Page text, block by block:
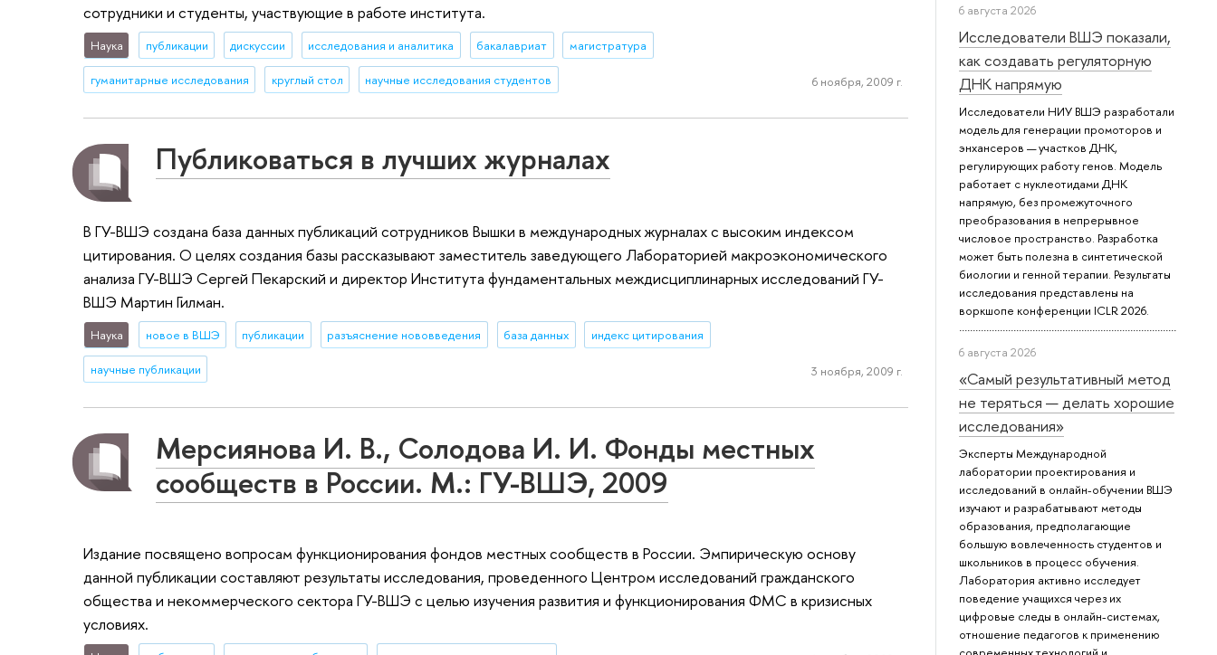
6 августа 2026
Исследователи ВШЭ показали,
как создавать регуляторную
ДНК напрямую
Исследователи НИУ ВШЭ разработали
модель для генерации промоторов и
энхансеров — участков ДНК,
регулирующих работу генов. Модель
работает с нуклеотидами ДНК
напрямую, без промежуточного
преобразования в непрерывное
числовое пространство. Разработка
может быть полезна в синтетической
биологии и генной терапии. Результаты
исследования представлены на
воркшопе конференции ICLR 2026.
6 августа 2026
«Самый результативный метод
не теряться — делать хорошие
исследования»
Эксперты Международной
лаборатории проектирования и
исследований в онлайн-обучении ВШЭ
изучают и разрабатывают методы
образования, предполагающие
большую вовлеченность студентов и
школьников в процесс обучения.
Лаборатория активно исследует
поведение учащихся через их
цифровые следы в онлайн-системах,
отношение педагогов к применению
сотрудники и студенты, участвующие в работе института.
Наука публикации дискуссии исследования и аналитика бакалавриат магистратура
гуманитарные исследования круглый стол научные исследования студентов 6 ноября, 2009 г.
Публиковаться в лучших журналах
В ГУ-ВШЭ создана база данных публикаций сотрудников Вышки в международных журналах с высоким индексом
цитирования. О целях создания базы рассказывают заместитель заведующего Лабораторией макроэкономического
анализа ГУ-ВШЭ Сергей Пекарский и директор Института фундаментальных междисциплинарных исследований ГУ-
ВШЭ Мартин Гилман.
Наука новое в ВШЭ публикации разъяснение нововведения база данных индекс цитирования
научные публикации 3 ноября, 2009 г.
Мерсиянова И. В., Солодова И. И. Фонды местных
сообществ в России. М.: ГУ-ВШЭ, 2009
Издание посвящено вопросам функционирования фондов местных сообществ в России. Эмпирическую основу
данной публикации составляют результаты исследования, проведенного Центром исследований гражданского
общества и некоммерческого сектора ГУ-ВШЭ с целью изучения развития и функционирования ФМС в кризисных
условиях.